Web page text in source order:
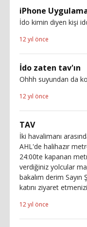
iPhone
İdo kimin diyen kişi
12 yıl önce
İdo zaten tav'ın
Ohhh suyundan da
12 yıl önce
TAV
İki havalimanı
AHL'de halihazır
24:00te kapanan
verdiğiniz yolcular
bakalım derim
katını ziyaret
12 yıl önce